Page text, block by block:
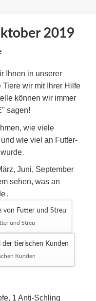
2019
Ihnen in unserer
wir mit Ihrer Hilfe
können wir immer
sagen!
wie viele
wie viel an Futter-
Juni, September
sehen, was an
.
und Streu
Kunden
1 Anti-Schling